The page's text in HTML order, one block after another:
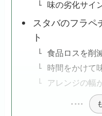
味の劣化サイ
スタバのフラペ
ト
食品ロスを削
時間をかけて
アレンジの幅